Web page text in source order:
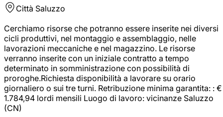
Città Saluzzo
Cerchiamo risorse che potranno essere inserite nei diversi
cicli produttivi, nel montaggio e assemblaggio, nelle
lavorazioni meccaniche e nel magazzino. Le risorse
verranno inserite con un iniziale contratto a tempo
determinato in somministrazione con possibilità di
proroghe.Richiesta disponibilità a lavorare su orario
giornaliero o sui tre turni. Retribuzione minima garantita: : €
1.784,94 lordi mensili Luogo di lavoro: vicinanze Saluzzo
(CN)